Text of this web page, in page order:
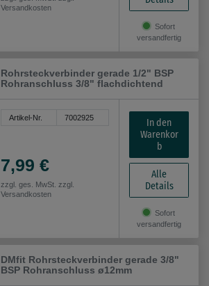
Versandkosten
Sofort
versandfertig
Rohrsteckverbinder gerade 1/2" BSP
Rohranschluss 3/8" flachdichtend
Artikel-Nr. 7002925
7,99 €
zzgl. ges. MwSt. zzgl.
Versandkosten
In den
Warenkor
b
Alle
Details
Sofort
versandfertig
DMfit Rohrsteckverbinder gerade 3/8"
BSP Rohranschluss ø12mm